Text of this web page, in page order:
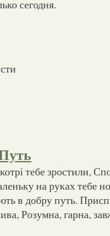
сегодня.
тебе зростили,
на руках тебе
в добру путь.
Розумна, гарна,